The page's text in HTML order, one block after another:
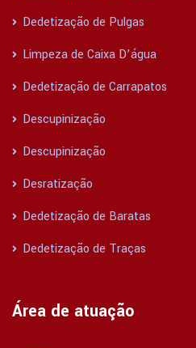
Dedetização de Pulgas
Limpeza de Caixa D’água
Dedetização de Carrapatos
Descupinização
Descupinização
Desratização
Dedetização de Baratas
Dedetização de Traças
Área de atuação